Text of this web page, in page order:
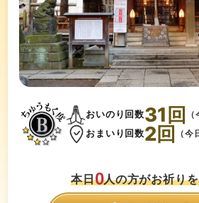
おいのり回数31 回
おまいり回数2回 （今
本日0人の方がお祈り